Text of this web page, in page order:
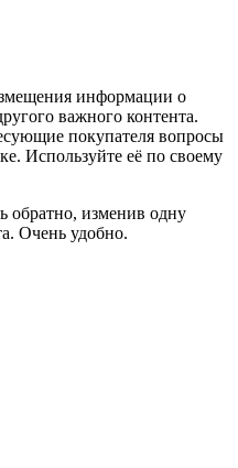
информации о
важного контента.
покупателя вопросы
Используйте её по своему
обратно, изменив одну
Очень удобно.